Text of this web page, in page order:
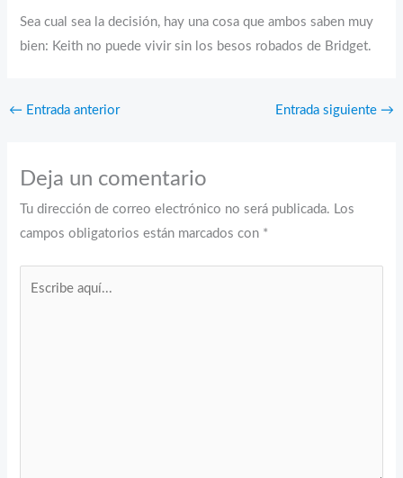
Sea cual sea la decisión, hay una cosa que ambos saben muy
bien: Keith no puede vivir sin los besos robados de Bridget.
← Entrada anterior Entrada siguiente →
Deja un comentario
Tu dirección de correo electrónico no será publicada. Los
campos obligatorios están marcados con *